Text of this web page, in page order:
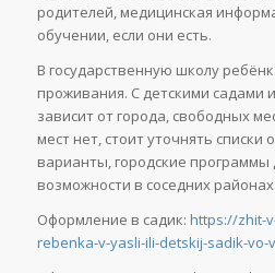
родителей, медицинская
обучении, если они есть.
В государственную школу
проживания. С детскими садами
зависит от города, свободных
мест нет, стоит уточнять списки
варианты, городские
возможности в соседних районах.
Оформление в садик: https://zhit-
rebenka-v-yasli-ili-detskij-sadik-vo-